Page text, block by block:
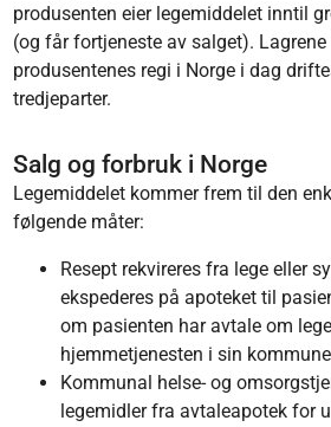
produsenten eier legemiddelet inntil
(og får fortjeneste av salget).
produsentenes regi i Norge i dag
tredjeparter.
Salg og forbruk i Norge
Legemiddelet kommer frem til den
følgende måter:
Resept rekvireres fra lege eller
ekspederes på apoteket til
om pasienten har avtale om
hjemmetjenesten i sin
Kommunal helse- og
legemidler fra avtaleapotek for